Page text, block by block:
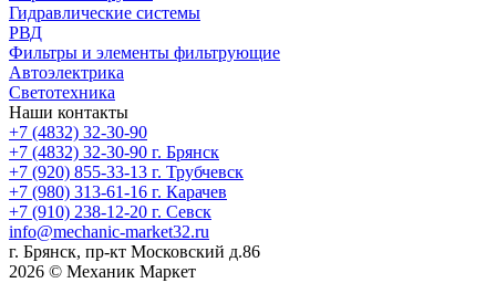
Гидравлические системы
РВД
Фильтры и элементы фильтрующие
Автоэлектрика
Светотехника
Наши контакты
+7 (4832) 32-30-90
+7 (4832) 32-30-90 г. Брянск
+7 (920) 855-33-13 г. Трубчевск
+7 (980) 313-61-16 г. Карачев
+7 (910) 238-12-20 г. Севск
info@mechanic-market32.ru
г. Брянск, пр-кт Московский д.86
2026 © Механик Маркет